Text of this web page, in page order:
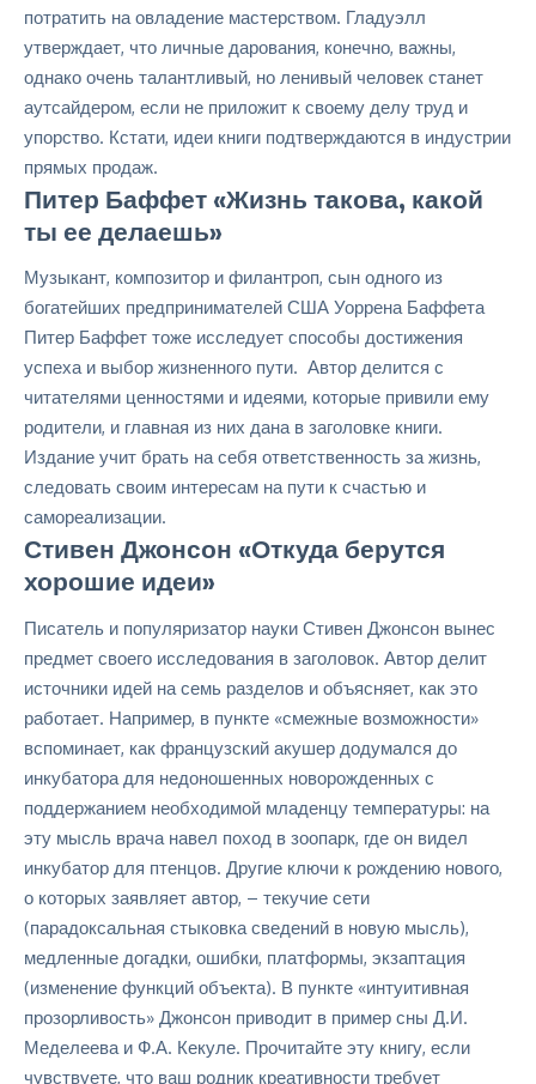
потратить на овладение мастерством. Гладуэлл
утверждает, что личные дарования, конечно, важны,
однако очень талантливый, но ленивый человек станет
аутсайдером, если не приложит к своему делу труд и
упорство. Кстати, идеи книги подтверждаются в индустрии
прямых продаж.
Питер Баффет «Жизнь такова, какой
ты ее делаешь»
Музыкант, композитор и филантроп, сын одного из
богатейших предпринимателей США Уоррена Баффета
Питер Баффет тоже исследует способы достижения
успеха и выбор жизненного пути. Автор делится с
читателями ценностями и идеями, которые привили ему
родители, и главная из них дана в заголовке книги.
Издание учит брать на себя ответственность за жизнь,
следовать своим интересам на пути к счастью и
самореализации.
Стивен Джонсон «Откуда берутся
хорошие идеи»
Писатель и популяризатор науки Стивен Джонсон вынес
предмет своего исследования в заголовок. Автор делит
источники идей на семь разделов и объясняет, как это
работает. Например, в пункте «смежные возможности»
вспоминает, как французский акушер додумался до
инкубатора для недоношенных новорожденных с
поддержанием необходимой младенцу температуры: на
эту мысль врача навел поход в зоопарк, где он видел
инкубатор для птенцов. Другие ключи к рождению нового,
о которых заявляет автор, – текучие сети
(парадоксальная стыковка сведений в новую мысль),
медленные догадки, ошибки, платформы, экзаптация
(изменение функций объекта). В пункте «интуитивная
прозорливость» Джонсон приводит в пример сны Д.И.
Меделеева и Ф.А. Кекуле. Прочитайте эту книгу, если
чувствуете, что ваш родник креативности требует